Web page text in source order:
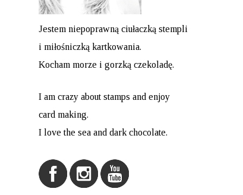
Jestem niepoprawną ciułaczką stempli
i miłośniczką kartkowania.
Kocham morze i gorzką czekoladę.
I am crazy about stamps and enjoy
card making.
I love the sea and dark chocolate.